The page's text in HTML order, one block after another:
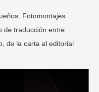
Fotomontajes
de traducción entre
de la carta al editorial